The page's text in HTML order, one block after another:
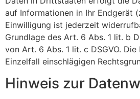
auf Infor­ma­tionen in Ihr Endgerät
Einwil­li­gung ist jederzeit
Grundlage des Art. 6 Abs. 1 lit. b
von Art. 6 Abs. 1 lit. c DSGVO.
Einzel­fall einschlä­gigen
Hinweis zur